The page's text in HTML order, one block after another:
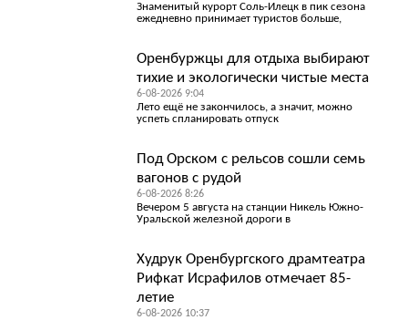
Знаменитый курорт Соль-Илецк в пик сезона
ежедневно принимает туристов больше,
Оренбуржцы для отдыха выбирают
тихие и экологически чистые места
6-08-2026 9:04
Лето ещё не закончилось, а значит, можно
успеть спланировать отпуск
Под Орском с рельсов сошли семь
вагонов с рудой
6-08-2026 8:26
Вечером 5 августа на станции Никель Южно-
Уральской железной дороги в
Худрук Оренбургского драмтеатра
Рифкат Исрафилов отмечает 85-
летие
6-08-2026 10:37